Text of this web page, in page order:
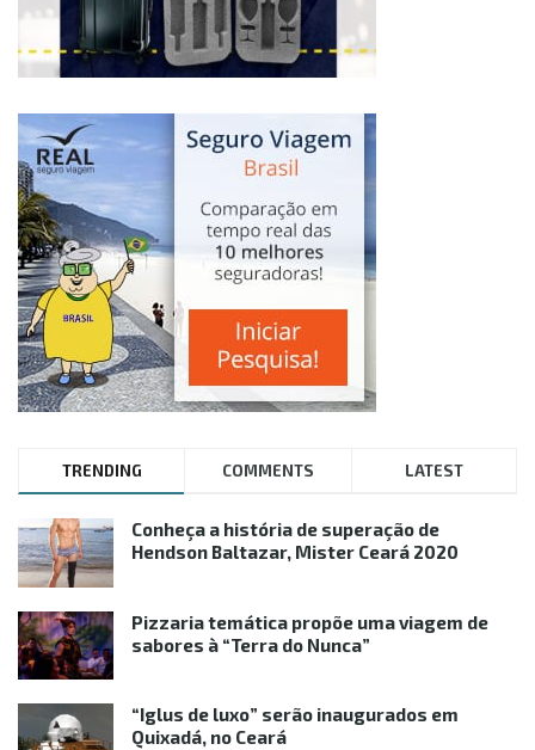
TRENDING COMMENTS LATEST
Conheça a história de superação de
Hendson Baltazar, Mister Ceará 2020
Pizzaria temática propõe uma viagem de
sabores à “Terra do Nunca”
“Iglus de luxo” serão inaugurados em
Quixadá, no Ceará